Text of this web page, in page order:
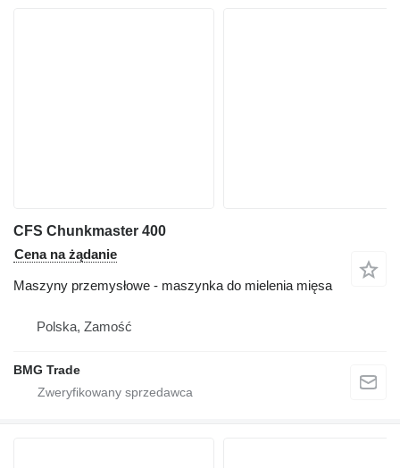
CFS Chunkmaster 400
Cena na żądanie
Maszyny przemysłowe - maszynka do mielenia mięsa
Polska, Zamość
BMG Trade